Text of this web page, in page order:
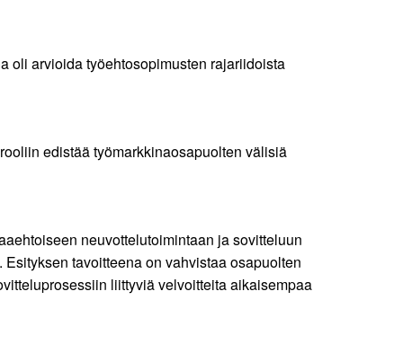
oli arvioida työehtosopimusten rajariidoista
edistää työmarkkinaosapuolten välisiä
neuvottelutoimintaan ja sovitteluun
tavoitteena on vahvistaa osapuolten
liittyviä velvoitteita aikaisempaa